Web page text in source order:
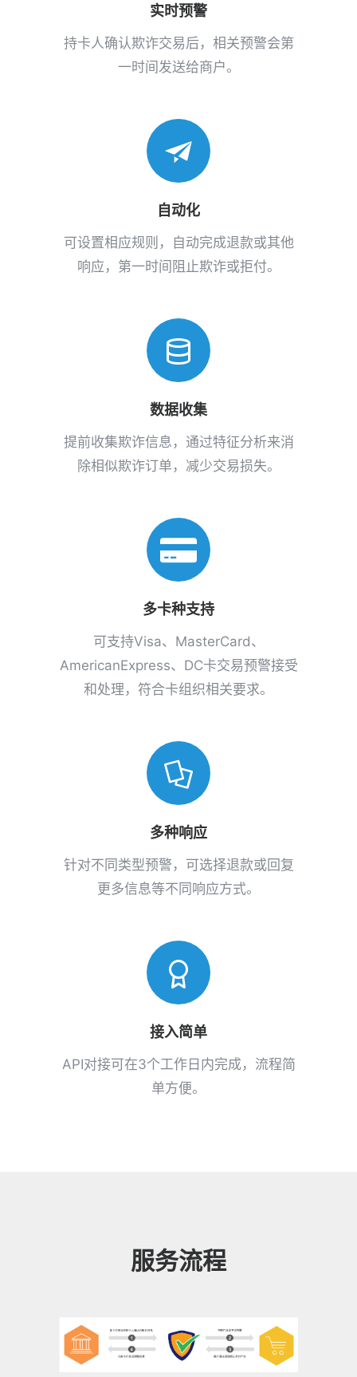
实时预警
持卡人确认欺诈交易后，相关预警会第
一时间发送给商户。
自动化
可设置相应规则，自动完成退款或其他
响应，第一时间阻止欺诈或拒付。
数据收集
提前收集欺诈信息，通过特征分析来消
除相似欺诈订单，减少交易损失。
多卡种支持
可支持Visa、MasterCard、
AmericanExpress、DC卡交易预警接受
和处理，符合卡组织相关要求。
多种响应
针对不同类型预警，可选择退款或回复
更多信息等不同响应方式。
接入简单
API对接可在3个工作日内完成，流程简
单方便。
服务流程